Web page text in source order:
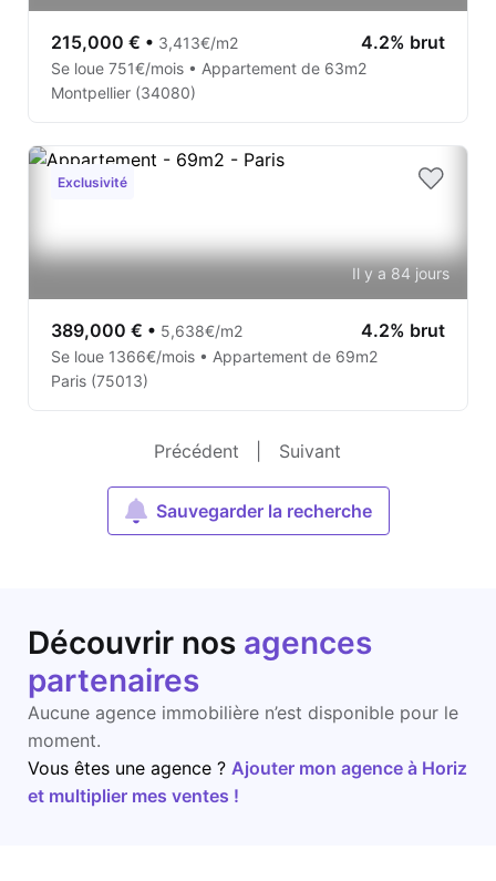
215,000 € • 3,413€/m2 4.2% brut
Se loue 751€/mois • Appartement de 63m2
Montpellier (34080)
Exclusivité
Il y a 84 jours
389,000 € • 5,638€/m2 4.2% brut
Se loue 1366€/mois • Appartement de 69m2
Paris (75013)
Précédent Suivant
Sauvegarder la recherche
Découvrir nos agences
partenaires
Aucune agence immobilière n’est disponible pour le
moment.
Vous êtes une agence ? Ajouter mon agence à Horiz
et multiplier mes ventes !